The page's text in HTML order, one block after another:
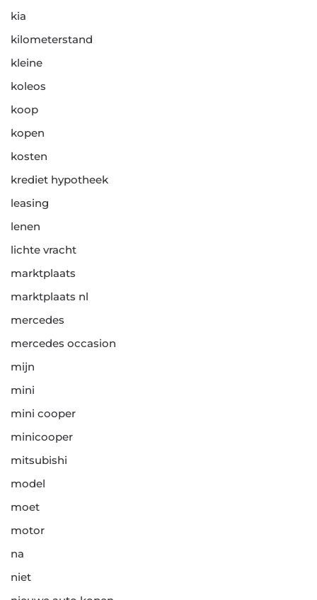
kia
kilometerstand
kleine
koleos
koop
kopen
kosten
krediet hypotheek
leasing
lenen
lichte vracht
marktplaats
marktplaats nl
mercedes
mercedes occasion
mijn
mini
mini cooper
minicooper
mitsubishi
model
moet
motor
na
niet